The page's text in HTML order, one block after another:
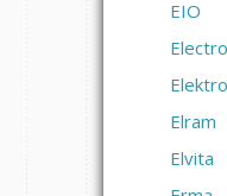
EIO
Elram
Elvita